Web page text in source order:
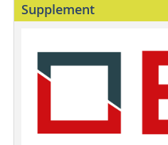
Supplement